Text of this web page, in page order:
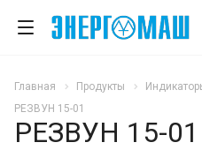
Главная Продукты
РЕЗВУН 15-01
РЕЗВУН 15-01